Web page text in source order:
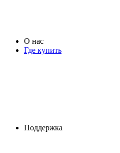
О нас
Где купить
Поддержка